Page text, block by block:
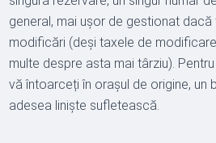
general, mai ușor de gestionat
modificări (deși taxele de
multe despre asta mai târziu).
vă întoarceți în orașul de origine, un
adesea liniște sufletească.